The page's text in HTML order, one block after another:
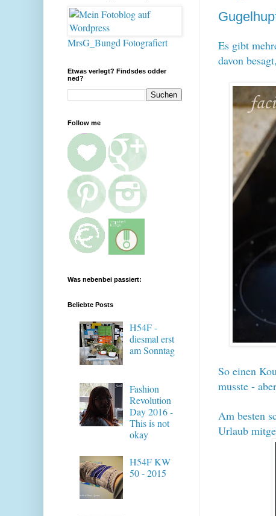
Es gibt
davon
So einen
musste -
Am besten
Urlaub
MrsG_Bungd Fotografiert
Etwas verlegt? Findsdes odder
ned?
Follow me
Was nebenbei passiert:
Beliebte Posts
H54F -
diesmal erst
am Sonntag
Fashion
Revolution
Day 2016 -
This is not
okay
H54F KW
50 - 2015